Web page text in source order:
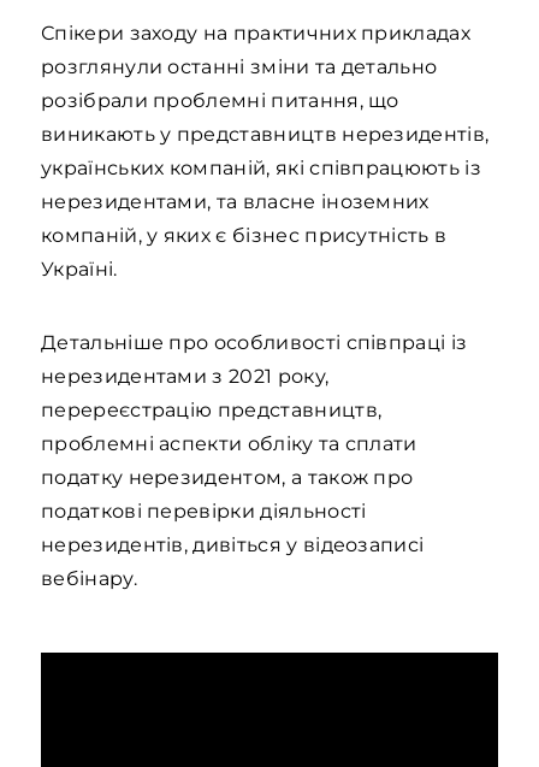
Спікери заходу на практичних прикладах
розглянули останні зміни та детально
розібрали проблемні питання, що
виникають у представництв нерезидентів,
українських компаній, які співпрацюють із
нерезидентами, та власне іноземних
компаній, у яких є бізнес присутність в
Україні.
Детальніше про особливості співпраці із
нерезидентами з 2021 року,
перереєстрацію представництв,
проблемні аспекти обліку та сплати
податку нерезидентом, а також про
податкові перевірки діяльності
нерезидентів, дивіться у відеозаписі
вебінару.